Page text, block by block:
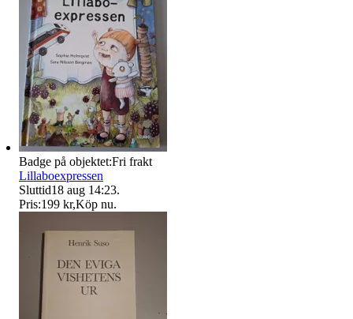
Badge på objektet:Fri frakt
Lillaboexpressen
Sluttid18 aug 14:23.
Pris:199 kr,Köp nu.